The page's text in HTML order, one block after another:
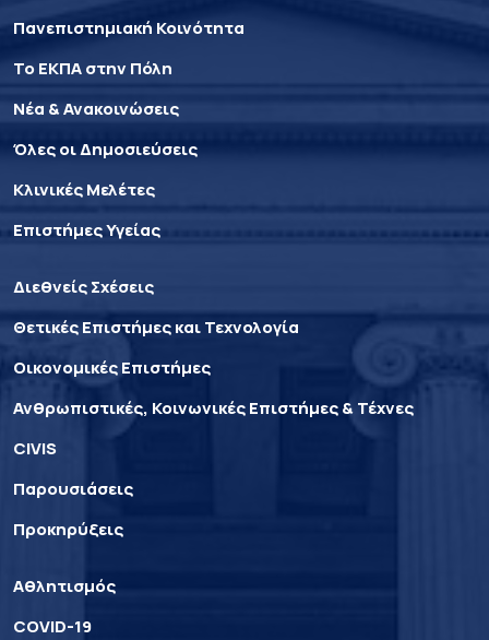
Πανεπιστημιακή Κοινότητα
Το ΕΚΠΑ στην Πόλη
Νέα & Ανακοινώσεις
Όλες οι Δημοσιεύσεις
Κλινικές Μελέτες
Επιστήμες Υγείας
Διεθνείς Σχέσεις
Θετικές Επιστήμες και Τεχνολογία
Οικονομικές Επιστήμες
Ανθρωπιστικές, Κοινωνικές Επιστήμες & Τέχνες
CIVIS
Παρουσιάσεις
Προκηρύξεις
Αθλητισμός
COVID-19